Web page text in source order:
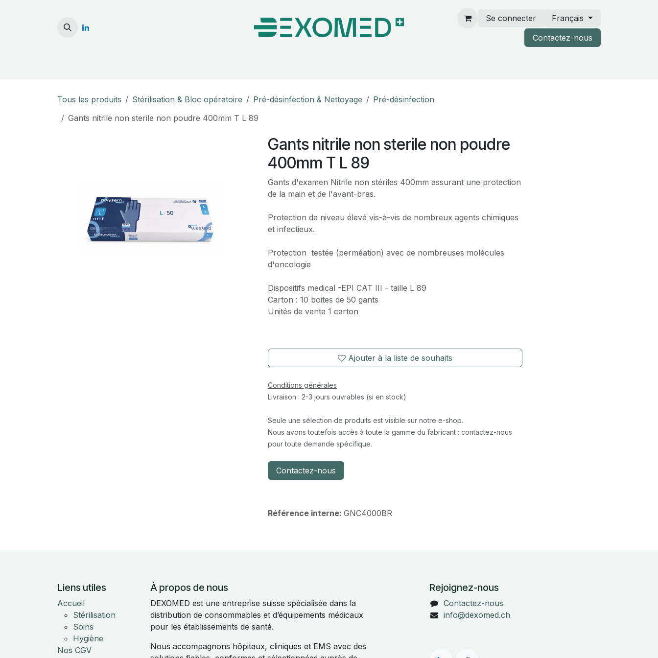
Se connecter
Français
Contactez-nous
Tous les produits Stérilisation & Bloc opératoire Pré-désinfection & Nettoyage
Pré-désinfection
Gants nitrile non sterile non poudre 400mm T L 89
Gants nitrile non sterile non poudre
400mm T L 89
Gants d'examen Nitrile non stériles 400mm assurant une protection
de la main et de l'avant-bras.
Protection de niveau élevé vis-à-vis de nombreux agents chimiques
et infectieux.
Protection testée (perméation) avec de nombreuses molécules
d'oncologie
Dispositifs medical -EPI CAT III - taille L 89
Carton : 10 boites de 50 gants
Unités de vente 1 carton
Ajouter à la liste de souhaits
Conditions générales
Livraison : 2-3 jours ouvrables (si en stock)
Seule une sélection de produits est visible sur notre e-shop.
Nous avons toutefois accès à toute la gamme du fabricant : contactez-nous
pour toute demande spécifique.
Contactez-nous
Référence interne: GNC4000BR
Liens utiles
Accueil
Stérilisation
Soins
Hygiène
Nos CGV
À propos de nous
DEXOMED est une entreprise suisse spécialisée dans la
distribution de consommables et d’équipements médicaux
pour les établissements de santé.
Nous accompagnons hôpitaux, cliniques et EMS avec des
Rejoignez-nous
Contactez-nous
info@dexomed.ch